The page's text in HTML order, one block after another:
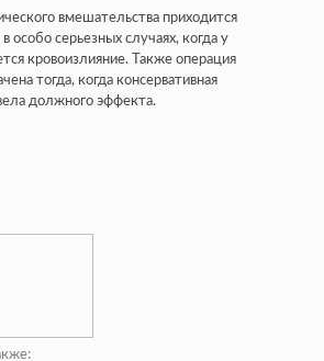
вмешательства приходится
особо серьезных случаях, когда у
кровоизлияние. Также операция
тогда, когда консервативная
должного эффекта.